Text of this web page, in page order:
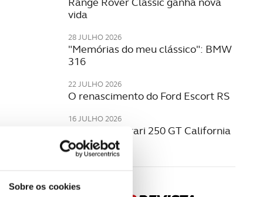
Sobre os cookies
vida
28 JULHO 2026
"Memórias do meu clássico": BMW
316
22 JULHO 2026
O renascimento do Ford Escort RS
16 JULHO 2026
O icónico Ferrari 250 GT California
Spyder